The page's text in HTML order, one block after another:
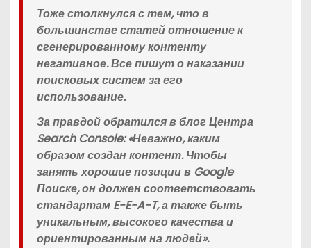
Тоже столкнулся с тем, что в
большинстве статей отношение к
сгенерированному контенту
негативное. Все пишут о наказании
поисковых систем за его
использование.
За правдой обратился в блог Центра
Search Console: «Неважно, каким
образом создан контент. Чтобы
занять хорошие позиции в Google
Поиске, он должен соответствовать
стандартам E-E-A-T, а также быть
уникальным, высокого качества и
ориентированным на людей».